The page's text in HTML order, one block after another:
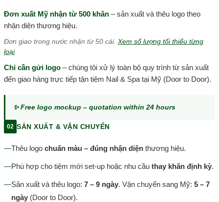
Đơn xuất Mỹ nhận từ 500 khăn – sản xuất và thêu logo theo
nhận diện thương hiệu.
Đơn giao trong nước nhận từ 50 cái. Xem số lượng tối thiểu từng
loại
Chỉ cần gửi logo – chúng tôi xử lý toàn bộ quy trình từ sản xuất
đến giao hàng trực tiếp tận tiệm Nail & Spa tại Mỹ (Door to Door).
✨ Free logo mockup – quotation within 24 hours
02 SẢN XUẤT & VẬN CHUYỂN
—Thêu logo chuẩn màu – đúng nhận diện thương hiệu.
—Phù hợp cho tiệm mới set-up hoặc nhu cầu thay khăn định kỳ.
—Sản xuất và thêu logo: 7 – 9 ngày. Vận chuyển sang Mỹ: 5 – 7
ngày (Door to Door).